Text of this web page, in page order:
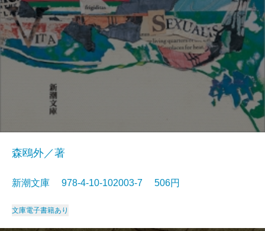
森鴎外／著
新潮文庫 978-4-10-102003-7 506円
文庫電子書籍あり